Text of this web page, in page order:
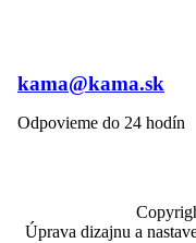
kama@kama.sk
Odpovieme do 24 hodín
Úprava dizajnu a